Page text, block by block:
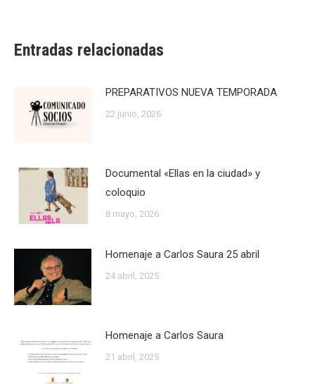
Entradas relacionadas
PREPARATIVOS NUEVA TEMPORADA
22 junio, 2026
Documental «Ellas en la ciudad» y
coloquio
8 mayo, 2026
Homenaje a Carlos Saura 25 abril
24 abril, 2025
Homenaje a Carlos Saura
21 abril, 2025